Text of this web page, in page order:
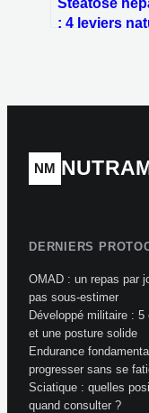
: 4 leviers
NM
DERNIERS
OMAD : un repas par
pas sous-estimer
Développé militaire :
et une posture solide
Endurance
progresser sans se
Sciatique : quelles
quand consulter ?